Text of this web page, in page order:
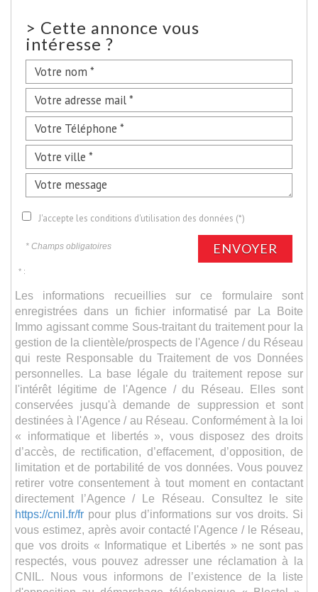
> Cette annonce vous
intéresse ?
J'accepte les conditions d'utilisation des données (*)
* Champs obligatoires ENVOYER
* :
Les informations recueillies sur ce formulaire sont
enregistrées dans un fichier informatisé par La Boite
Immo agissant comme Sous-traitant du traitement pour la
gestion de la clientèle/prospects de l'Agence / du Réseau
qui reste Responsable du Traitement de vos Données
personnelles. La base légale du traitement repose sur
l'intérêt légitime de l'Agence / du Réseau. Elles sont
conservées jusqu'à demande de suppression et sont
destinées à l'Agence / au Réseau. Conformément à la loi
« informatique et libertés », vous disposez des droits
d’accès, de rectification, d’effacement, d’opposition, de
limitation et de portabilité de vos données. Vous pouvez
retirer votre consentement à tout moment en contactant
directement l’Agence / Le Réseau. Consultez le site
https://cnil.fr/fr pour plus d’informations sur vos droits. Si
vous estimez, après avoir contacté l'Agence / le Réseau,
que vos droits « Informatique et Libertés » ne sont pas
respectés, vous pouvez adresser une réclamation à la
CNIL. Nous vous informons de l’existence de la liste